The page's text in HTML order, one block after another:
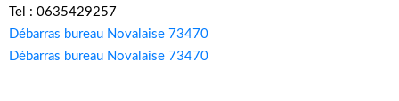
Tel : 0635429257
Débarras bureau Novalaise 73470
Débarras bureau Novalaise 73470